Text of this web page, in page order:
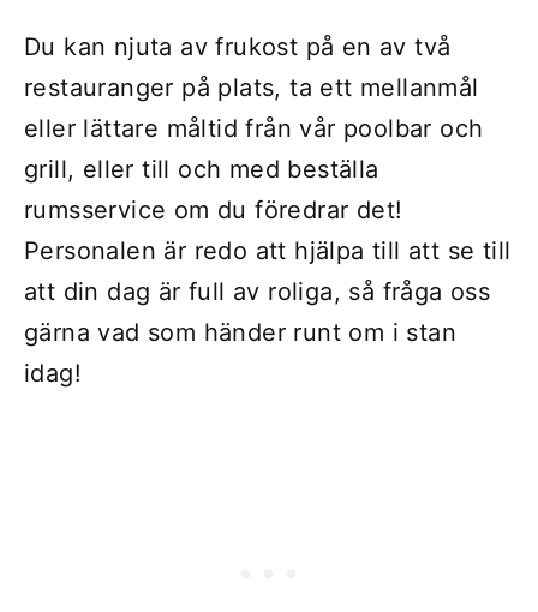
Du kan njuta av frukost på en av två
restauranger på plats, ta ett mellanmål
eller lättare måltid från vår poolbar och
grill, eller till och med beställa
rumsservice om du föredrar det!
Personalen är redo att hjälpa till att se till
att din dag är full av roliga, så fråga oss
gärna vad som händer runt om i stan
idag!